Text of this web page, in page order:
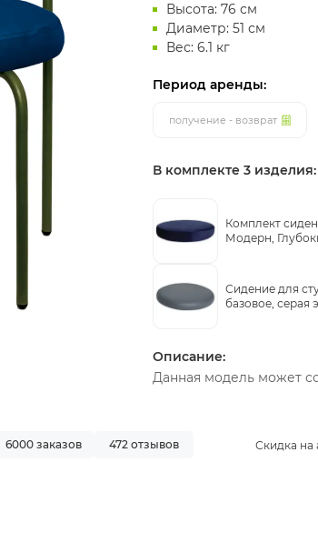
Фуршетная мебель
Барная мебель
Высота: 76 см
Диаметр: 51 см
Вес: 6.1 кг
Период аренды:
получение - возврат
В комплекте 3 изделия:
Комплект
Модерн,
Сидение для
базовое, серая
Описание:
Данная модель может
6000 заказов 472 отзывов Скидка на